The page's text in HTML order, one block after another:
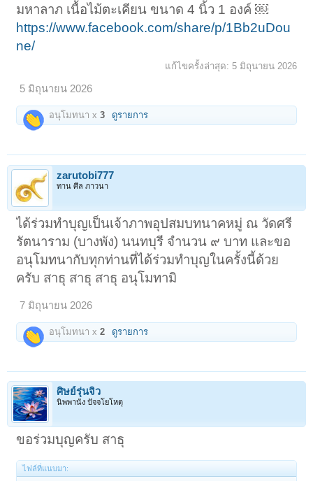
มหาลาภ เนื้อไม้ตะเคียน ขนาด 4 นิ้ว 1 องค์ ￼
https://www.facebook.com/share/p/1Bb2uDou
ne/
แก้ไขครั้งล่าสุด: 5 มิถุนายน 2026
5 มิถุนายน 2026
อนุโมทนา x3 ดูรายการ
zarutobi777
ทาน ศีล ภาวนา
ได้ร่วมทำบุญเป็นเจ้าภาพอุปสมบทนาคหมู่ ณ วัดศรี
รัตนาราม (บางพัง) นนทบุรี จำนวน ๙ บาท และขอ
อนุโมทนากับทุกท่านที่ได้ร่วมทำบุญในครั้งนี้ด้วย
ครับ สาธุ สาธุ สาธุ อนุโมทามิ
7 มิถุนายน 2026
อนุโมทนา x2 ดูรายการ
ศิษย์รุ่นจิ๋ว
นิพพานัง ปัจจโยโหตุ
ขอร่วมบุญครับ สาธุ
ไฟล์ที่แนบมา: